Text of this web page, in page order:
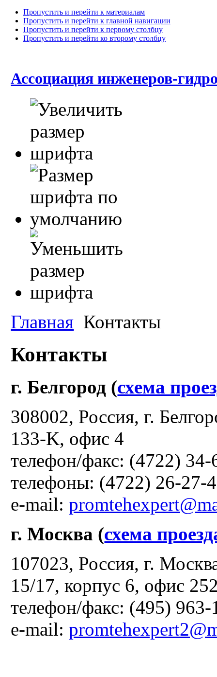
Пропустить и перейти к материалам
Пропустить и перейти к главной навигации
Пропустить и перейти к первому столбцу
Пропустить и перейти ко второму столбцу
Ассоциация инженеров-
Главная Контакты
Контакты
г. Белгород (схема
308002, Россия, г.
133-K, офис 4
телефон/факс: (4722) 34-
телефоны: (4722) 26-27-
e-mail:
г. Москва (схема
107023, Россия, г.
15/17, корпус 6, офис
телефон/факс: (495) 963-
e-mail: